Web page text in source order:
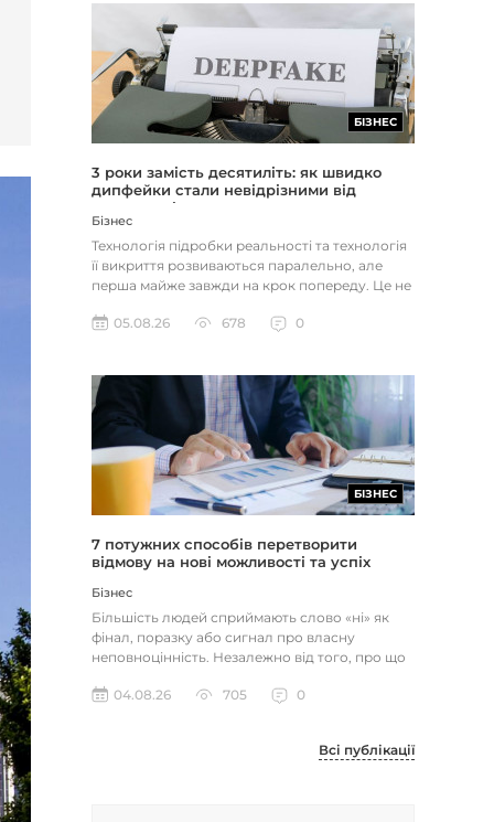
БІЗНЕС
3 роки замість десятиліть: як швидко
дипфейки стали невідрізними від
реальності
Бізнес
Технологія підробки реальності та технологія
її викриття розвиваються паралельно, але
перша майже завжди на крок попереду. Це не
05.08.26
678 0
БІЗНЕС
7 потужних способів перетворити
відмову на нові можливості та успіх
Бізнес
Більшість людей сприймають слово «ні» як
фінал, поразку або сигнал про власну
неповноцінність. Незалежно від того, про що
04.08.26
705 0
Всі публікації